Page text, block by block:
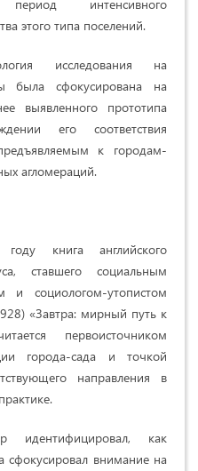
интенсивного
этого типа поселений.
исследования на
была сфокусирована на
выявленного прототипа
его соответствия
к городам-
агломераций.
книга английского
ставшего социальным
и социологом-утопистом
«Завтра: мирный путь к
первоисточником
города-сада и точкой
направления в
как
сфокусировал внимание на